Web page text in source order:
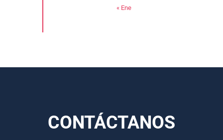
« Ene
CONTÁCTANOS